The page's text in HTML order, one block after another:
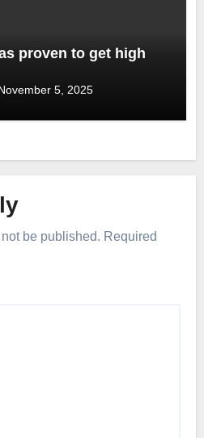
proven to get high
5, 2025
be published. Required